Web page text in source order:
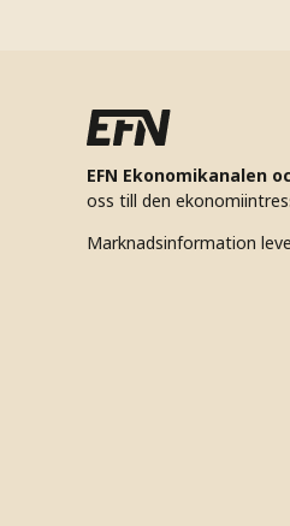
EFN Ekonomikanalen
oss till den
Marknadsinformation